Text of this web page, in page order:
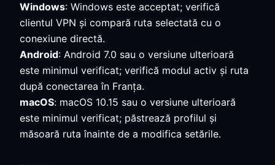
Windows: Windows este acceptat; verifică
clientul VPN și compară ruta selectată cu o
conexiune directă.
Android: Android 7.0 sau o versiune ulterioară
este minimul verificat; verifică modul activ și ruta
după conectarea în Franța.
macOS: macOS 10.15 sau o versiune ulterioară
este minimul verificat; păstrează profilul și
măsoară ruta înainte de a modifica setările.